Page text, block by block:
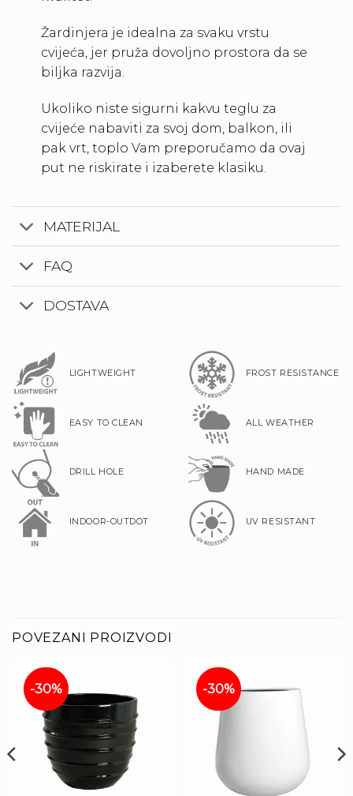
Žardinjera je idealna za svaku vrstu
cvijeća, jer pruža dovoljno prostora da se
biljka razvija.
Ukoliko niste sigurni kakvu teglu za
cvijeće nabaviti za svoj dom, balkon, ili
pak vrt, toplo Vam preporučamo da ovaj
put ne riskirate i izaberete klasiku.
MATERIJAL
FAQ
DOSTAVA
LIGHTWEIGHT
EASY TO CLEAN
DRILL HOLE
INDOOR-OUTDOT
FROST RESISTANCE
ALL WEATHER
HAND MADE
UV RESISTANT
POVEZANI PROIZVODI
-30% -30%